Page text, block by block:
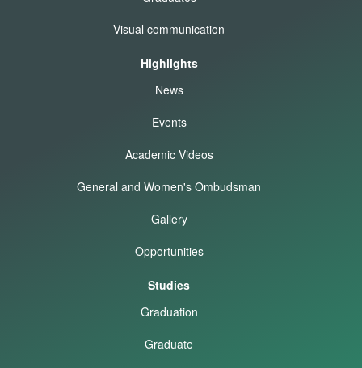
Visual communication
Highlights
News
Events
Academic Videos
General and Women's Ombudsman
Gallery
Opportunities
Studies
Graduation
Graduate